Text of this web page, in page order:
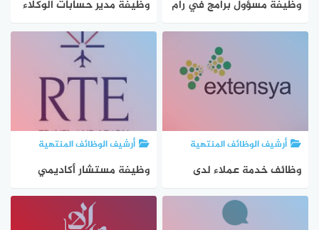
وظيفة مسؤول برامج في رام
الله لدى Flow
وظيفة مدير حسابات الوكلاء
في جنين لدى BCI
أرشيف الوظائف المنتهية
وظائف خدمة عملاء لدى
Extensya في عمّان
أرشيف الوظائف المنتهية
وظيفة مستشار أكاديمي
لدى Radar Tour في الجزائر